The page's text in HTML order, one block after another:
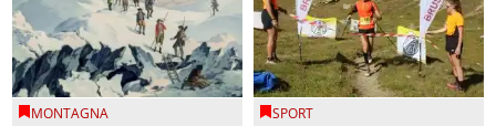
MONTAGNA SPORT